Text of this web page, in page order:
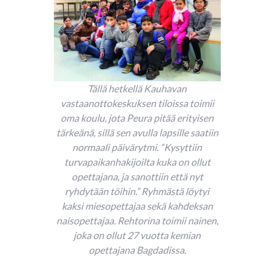
Tällä hetkellä Kauhavan
vastaanottokeskuksen tiloissa toimii
oma koulu, jota Peura pitää erityisen
tärkeänä, sillä sen avulla lapsille saatiin
normaali päivärytmi. “Kysyttiin
turvapaikanhakijoilta kuka on ollut
opettajana, ja sanottiin että nyt
ryhdytään töihin.” Ryhmästä löytyi
kaksi miesopettajaa sekä kahdeksan
naisopettajaa. Rehtorina toimii nainen,
joka on ollut 27 vuotta kemian
opettajana Bagdadissa.